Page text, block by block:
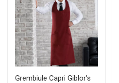
Grembiule Capri Giblor's